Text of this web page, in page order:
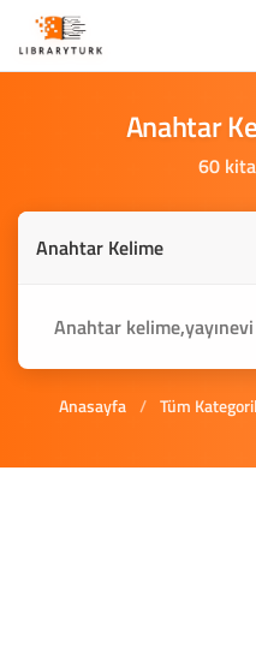
Anahtar
60
Anasayfa / Tüm